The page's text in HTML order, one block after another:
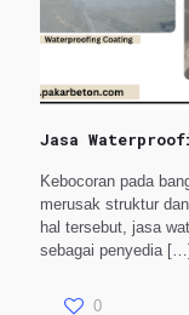
Jasa
Kebocoran pada
merusak struktur
hal tersebut, jasa
sebagai penyedia[…]
0